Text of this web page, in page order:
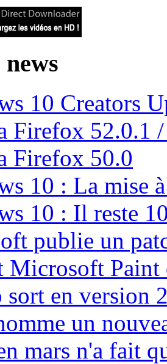
10 Creators
Firefox 52.0.1
Firefox 50.0
10 : La mise
10 : Il reste
publie un
Microsoft Paint
en version
un
mars n'a fait